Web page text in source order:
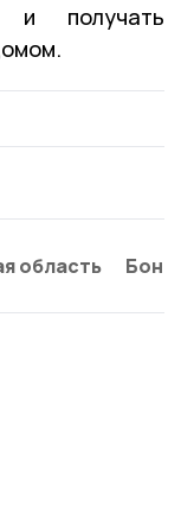
и получать
область